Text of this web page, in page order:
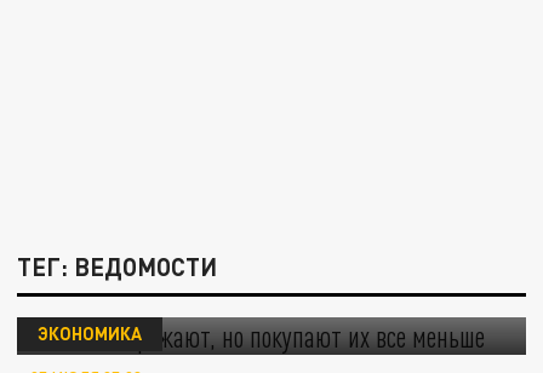
ТЕГ: ВЕДОМОСТИ
Батоны дорожают, но покупают их все
меньше
ЭКОНОМИКА